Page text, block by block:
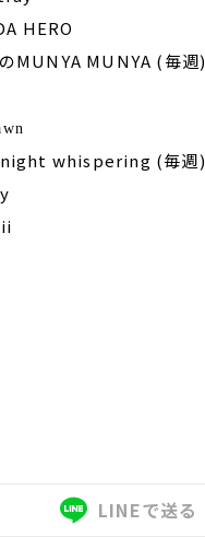
HERO
MUNYA MUNYA (毎週)
whispering (毎週)
LINEで送る